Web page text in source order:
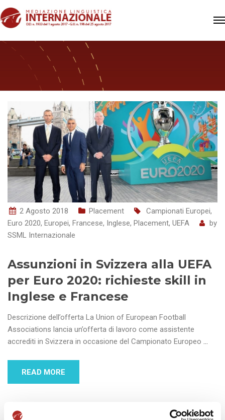
2 Agosto 2018 Placement Campionati Europei,
Euro 2020, Europei, Francese, Inglese, Placement, UEFA
by
SSML Internazionale
Assunzioni in Svizzera alla UEFA
per Euro 2020: richieste skill in
Inglese e Francese
Descrizione dell’offerta La Union of European Football
Associations lancia un’offerta di lavoro come assistente
accrediti in Svizzera in occasione del Campionato Europeo …
READ MORE